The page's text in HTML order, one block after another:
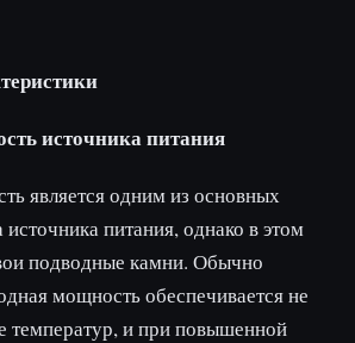
источника питания
является одним из основных
питания, однако в этом
подводные камни. Обычно
мощность обеспечивается не
температур, и при повышенной